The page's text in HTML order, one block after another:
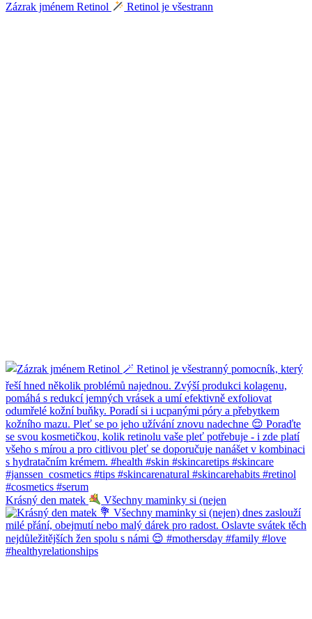
Zázrak jménem Retinol Retinol je všestrann
Krásný den matek Všechny maminky si (nejen